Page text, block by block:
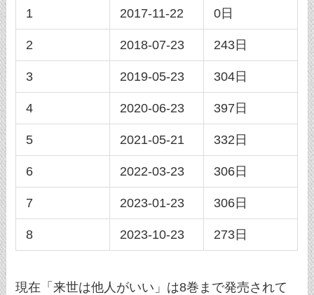
1 2017-11-22 0日
2 2018-07-23 243日
3 2019-05-23 304日
4 2020-06-23 397日
5 2021-05-21 332日
6 2022-03-23 306日
7 2023-01-23 306日
8 2023-10-23 273日
現在「来世は他人がいい」は8巻まで発売されて